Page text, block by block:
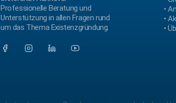
Professionelle Beratung und
Unterstützung in allen Fragen rund
um das Thema Existenzgründung.
•
•
•